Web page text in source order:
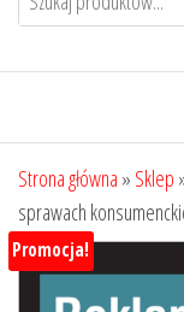
Strona główna » Sklep
sprawach
Promocja!